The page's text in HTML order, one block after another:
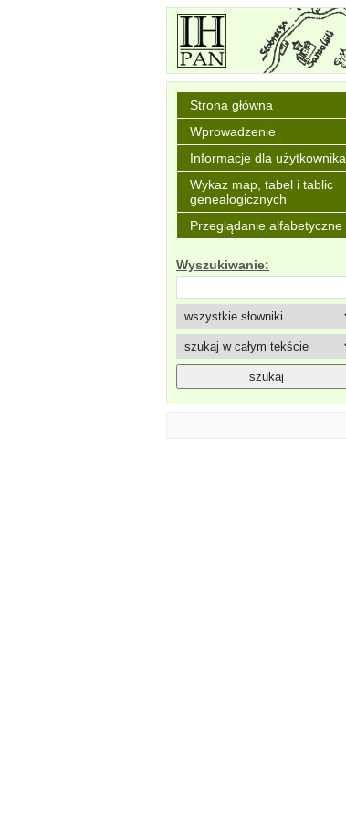
Strona główna
Wprowadzenie
Informacje dla użytkownika
Wykaz map, tabel i tablic
genealogicznych
Przeglądanie alfabetyczne
Wyszukiwanie: